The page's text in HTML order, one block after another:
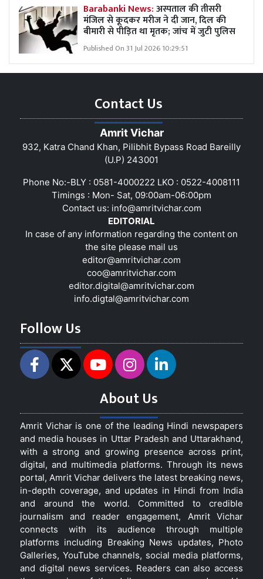
Barabanki News:अस्पताल की तीसरी
मंजिल से कूदकर मरीज ने दी जान, दिल की
बीमारी से पीड़ित था मृतक; जांच में जुटी पुलिस
Published On 31 Jul 2026 10:29:51
Contact Us
Amrit Vichar
932, Katra Chand Khan, Pilibhit Bypass Road Bareilly
(U.P) 243001
Phone No:-BLY : 0581-4000222 LKO : 0522-4008111
Timings : Mon- Sat, 09:00am-06:00pm
Contact us: info@amritvichar.com
EDITORIAL
In case of any information regarding the content on
the site please mail us
editor@amritvichar.com
coo@amritvichar.com
editor.digital@amritvichar.com
info.digtal@amritvichar.com
Follow Us
About Us
Amrit Vichar is one of the leading Hindi newspapers
and media houses in Uttar Pradesh and Uttarakhand,
with a strong and growing presence across print,
digital, and multimedia platforms. Through its news
portal, Amrit Vichar delivers the latest breaking news,
in-depth coverage, and updates in Hindi from India
and around the world. Committed to credible
journalism and reader engagement, Amrit Vichar
connects with its audience through multiple
platforms including Breaking News updates, Photo
Galleries, YouTube channels, social media platforms,
and digital news services. Readers can also access